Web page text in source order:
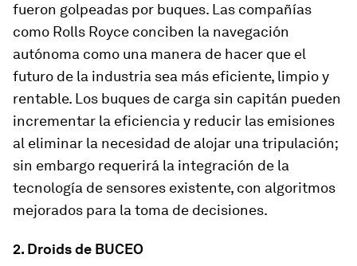
fueron golpeadas por buques. Las compañías
como Rolls Royce conciben la navegación
autónoma como una manera de hacer que el
futuro de la industria sea más eficiente, limpio y
rentable. Los buques de carga sin capitán pueden
incrementar la eficiencia y reducir las emisiones
al eliminar la necesidad de alojar una tripulación;
sin embargo requerirá la integración de la
tecnología de sensores existente, con algoritmos
mejorados para la toma de decisiones.
2. Droids de BUCEO